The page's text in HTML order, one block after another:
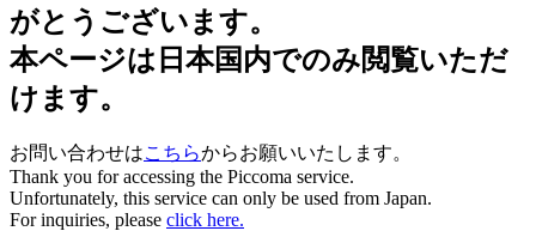
がとうございます。
本ページは日本国内でのみ閲覧いただ
けます。
お問い合わせはこちらからお願いいたします。
Thank you for accessing the Piccoma service.
Unfortunately, this service can only be used from Japan.
For inquiries, please click here.